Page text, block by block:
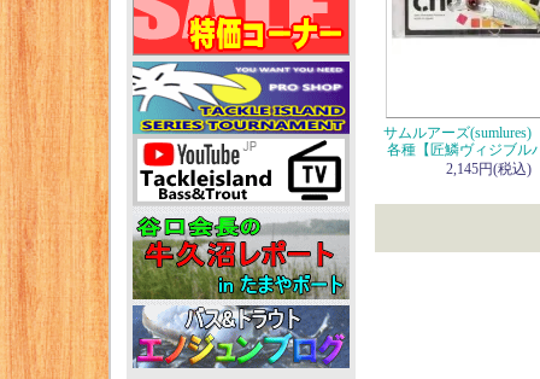
サムルアーズ
各種【匠鱗ヴィジブル
2,145円(税込)